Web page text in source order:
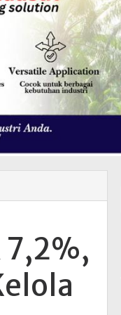
7,2%,